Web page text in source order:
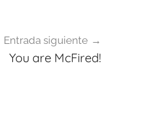
Entrada siguiente
You are McFired!